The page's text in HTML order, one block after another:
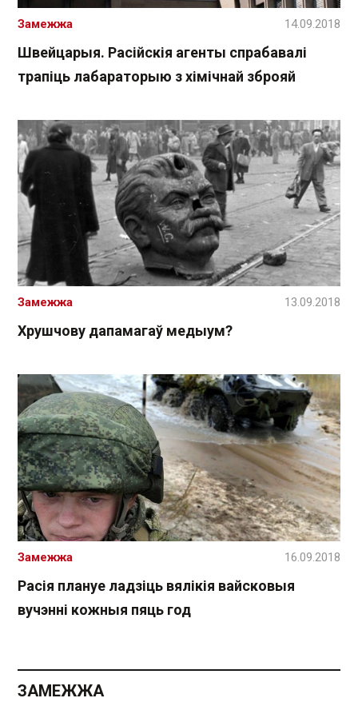
Швейцарыя. Расійскія агенты спрабавалі
трапіць лабараторыю з хімічнай зброяй
Замежжа 14.09.2018
Хрушчову дапамагаў медыум?
Замежжа 13.09.2018
Расія плануе ладзіць вялікія вайсковыя
вучэнні кожныя пяць год
Замежжа 16.09.2018
ЗАМЕЖЖА